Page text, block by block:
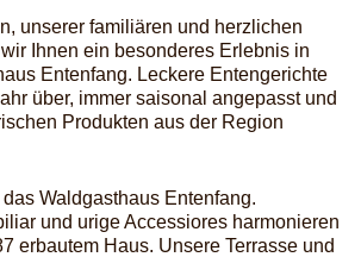
unserer familiären und herzlichen
Ihnen ein besonderes Erlebnis in
Entenfang. Leckere Entengerichte
über, immer saisonal angepasst und
Produkten aus der Region
Waldgasthaus Entenfang.
und urige Accessiores harmonieren
erbautem Haus. Unsere Terrasse und